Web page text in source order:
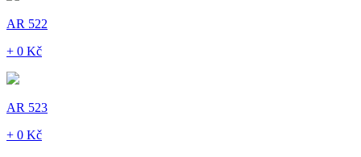
AR 522
+ 0 Kč
AR 523
+ 0 Kč